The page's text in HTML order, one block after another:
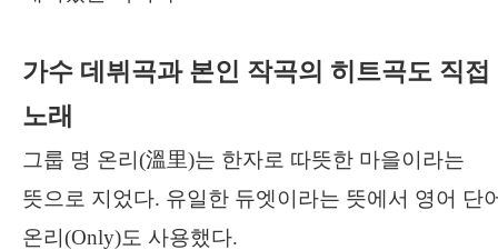
가수 데뷔곡과 본인 작곡의 히트곡도 직접
노래
그룹 명 온리(溫里)는 한자로 따뜻한 마을이라는
뜻으로 지었다. 유일한 듀엣이라는 뜻에서 영어 단
온리(Only)도 사용했다.